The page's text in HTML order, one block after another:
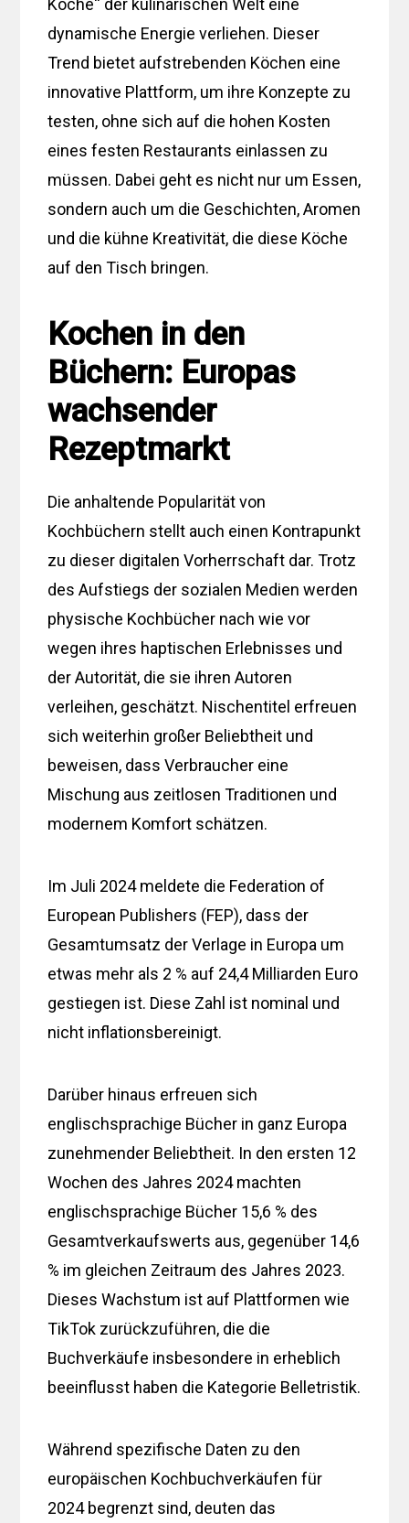
dynamische Energie verliehen. Dieser
Trend bietet aufstrebenden Köchen eine
innovative Plattform, um ihre Konzepte zu
testen, ohne sich auf die hohen Kosten
eines festen Restaurants einlassen zu
müssen. Dabei geht es nicht nur um Essen,
sondern auch um die Geschichten, Aromen
und die kühne Kreativität, die diese Köche
auf den Tisch bringen.
Kochen in den
Büchern: Europas
wachsender
Rezeptmarkt
Die anhaltende Popularität von
Kochbüchern stellt auch einen Kontrapunkt
zu dieser digitalen Vorherrschaft dar. Trotz
des Aufstiegs der sozialen Medien werden
physische Kochbücher nach wie vor
wegen ihres haptischen Erlebnisses und
der Autorität, die sie ihren Autoren
verleihen, geschätzt. Nischentitel erfreuen
sich weiterhin großer Beliebtheit und
beweisen, dass Verbraucher eine
Mischung aus zeitlosen Traditionen und
modernem Komfort schätzen.
Im Juli 2024 meldete die Federation of
European Publishers (FEP), dass der
Gesamtumsatz der Verlage in Europa um
etwas mehr als 2 % auf 24,4 Milliarden Euro
gestiegen ist. Diese Zahl ist nominal und
nicht inflationsbereinigt.
Darüber hinaus erfreuen sich
englischsprachige Bücher in ganz Europa
zunehmender Beliebtheit. In den ersten 12
Wochen des Jahres 2024 machten
englischsprachige Bücher 15,6 % des
Gesamtverkaufswerts aus, gegenüber 14,6
% im gleichen Zeitraum des Jahres 2023.
Dieses Wachstum ist auf Plattformen wie
TikTok zurückzuführen, die die
Buchverkäufe insbesondere in erheblich
beeinflusst haben die Kategorie Belletristik.
Während spezifische Daten zu den
europäischen Kochbuchverkäufen für
2024 begrenzt sind, deuten das